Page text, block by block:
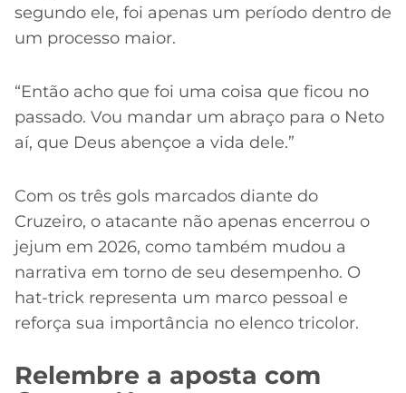
segundo ele, foi apenas um período dentro de
um processo maior.
“Então acho que foi uma coisa que ficou no
passado. Vou mandar um abraço para o Neto
aí, que Deus abençoe a vida dele.”
Com os três gols marcados diante do
Cruzeiro, o atacante não apenas encerrou o
jejum em 2026, como também mudou a
narrativa em torno de seu desempenho. O
hat-trick representa um marco pessoal e
reforça sua importância no elenco tricolor.
Relembre a aposta com